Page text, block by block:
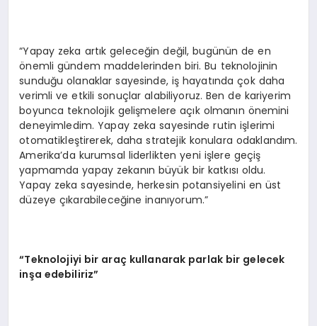
“Yapay zeka artık geleceğin değil, bugünün de en
önemli gündem maddelerinden biri. Bu teknolojinin
sunduğu olanaklar sayesinde, iş hayatında çok daha
verimli ve etkili sonuçlar alabiliyoruz. Ben de kariyerim
boyunca teknolojik gelişmelere açık olmanın önemini
deneyimledim. Yapay zeka sayesinde rutin işlerimi
otomatikleştirerek, daha stratejik konulara odaklandım.
Amerika’da kurumsal liderlikten yeni işlere geçiş
yapmamda yapay zekanın büyük bir katkısı oldu.
Yapay zeka sayesinde, herkesin potansiyelini en üst
düzeye çıkarabileceğine inanıyorum.”
“Teknolojiyi bir araç kullanarak parlak bir gelecek
inşa edebiliriz”